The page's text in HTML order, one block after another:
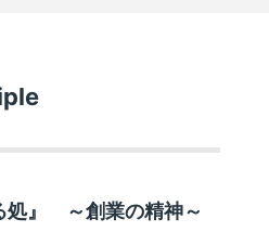
処』 ～創業の精神～